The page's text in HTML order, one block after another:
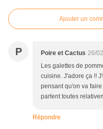
Ajouter un
P Poire et Cactus 26/
Les galettes de
cuisine. J'adore ça !!
pensant qu'on va
partent toutes
Répondre